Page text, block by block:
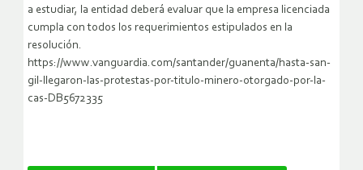
a estudiar, la entidad deberá evaluar que la empresa licenciada
cumpla con todos los requerimientos estipulados en la
resolución.
https://www.vanguardia.com/santander/guanenta/hasta-san-
gil-llegaron-las-protestas-por-titulo-minero-otorgado-por-la-
cas-DB5672335